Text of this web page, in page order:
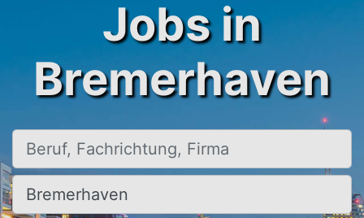
Jobs in
Bremerhaven
Beruf, Fachrichtung, Firma
Ort, Stadt